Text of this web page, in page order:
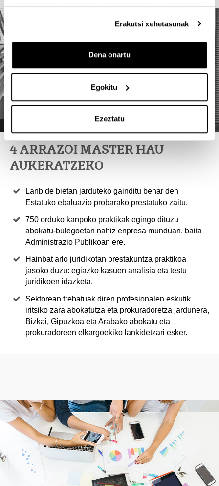
eskuratu duten bestelako informazio batekin uztartzeko.
Erakutsi xehetasunak
Dena onartu
Egokitu
Ezeztatu
4 ARRAZOI MASTER HAU
AUKERATZEKO
Lanbide bietan jarduteko gainditu behar den
Estatuko ebaluazio probarako prestatuko zaitu.
750 orduko kanpoko praktikak egingo dituzu
abokatu-bulegoetan nahiz enpresa munduan, baita
Administrazio Publikoan ere.
Hainbat arlo juridikotan prestakuntza praktikoa
jasoko duzu: egiazko kasuen analisia eta testu
juridikoen idazketa.
Sektorean trebatuak diren profesionalen eskutik
iritsiko zara abokatutza eta prokuradoretza jardunera,
Bizkai, Gipuzkoa eta Arabako abokatu eta
prokuradoreen elkargoekiko lankidetzari esker.